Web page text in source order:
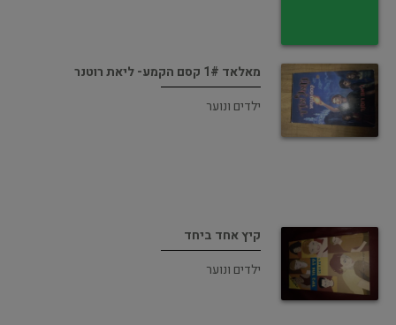
מאלאד 1# קסם הקמע- ליאת רוטנר
ילדים ונוער
קיץ אחד ביחד
ילדים ונוער